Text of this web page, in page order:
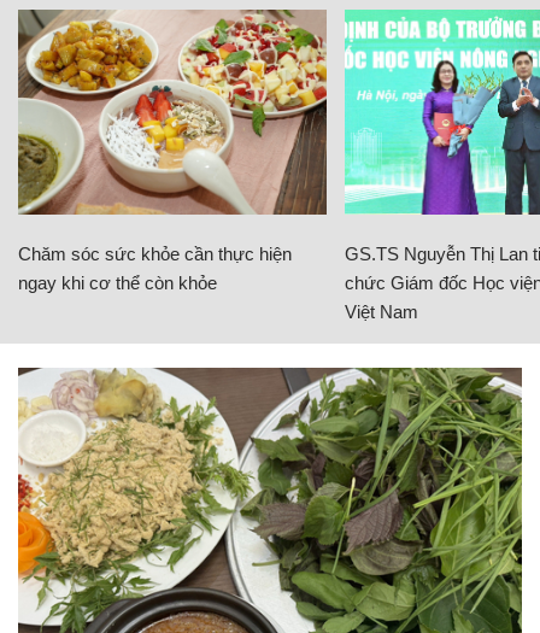
Chăm sóc sức khỏe cần thực hiện
ngay khi cơ thể còn khỏe
GS.TS Nguyễn Thị Lan
chức Giám đốc Học
Việt Nam